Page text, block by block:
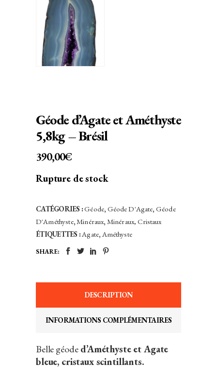
Géode d’Agate et Améthyste
5,8kg – Brésil
390,00€
Rupture de stock
CATÉGORIES :Géode, Géode D'Agate, Géode
D'Améthyste,Minéraux, Minéraux, Cristaux
ÉTIQUETTES :Agate, Améthyste
SHARE:
DESCRIPTION
INFORMATIONS COMPLÉMENTAIRES
Belle géoded’Améthyste et Agate
bleue, cristaux scintillants.